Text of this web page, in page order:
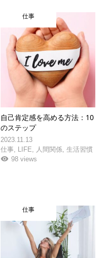
仕事
自己肯定感を高める方法：10
のステップ
2023.11.13
仕事
LIFE 人間関係 ,生活習慣
98 views
仕事